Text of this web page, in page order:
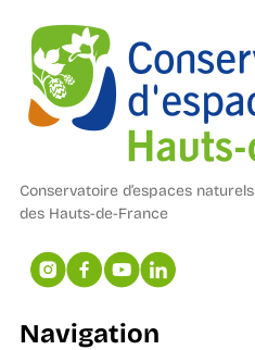
Conservatoire d’espaces naturels
des Hauts-de-France
Navigation